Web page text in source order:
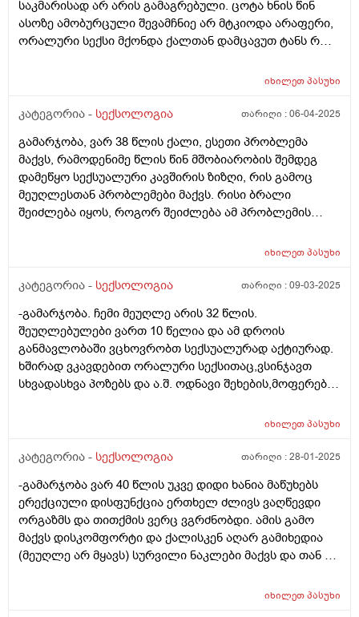
საკმარისად არ არის გამაგრებული. ცოტა ხნის წინ
ასოზე ამობურცული შევამჩნიე არ მტკიოდა არაფერი,
ორალური სექსი მქონდა ქალთან დამცავუთ ტანს რო
სავარაუდოდ კაპილარები უნდა ბრალი იყო. სპირტს
დ ვიტამინის ნაკლებობა მაქვს ანალიზმა 16 მიჩვენა
წამალს ვსვავ საერთოდ არ ხდება აღზნება ასოსი.
მაინტერესებს ვის მივმართო ბათუმში თუ იცით ვინმე
სპეციალისტი. ვარ 37 წლის.
იხილეთპასუხი
კატეგორია - სექსოლოგია თარიღი :06-04-2025
გამარჯობა, ვარ 38 წლის ქალი, ესეთი პრობლემა
მაქვს, რამოდენიმე წლის წინ მშობიარობის შემდეგ
დამეწყო სექსუალური კავშირის ზიზღი, რის გამოც
მეუღლესთან პრობლემები მაქვს. რისი ბრალი
შეიძლება იყოს, როგორ შეიძლება ამ პრობლემის
პროფილის ექიმს მივმართო ამ პრობლემასთან
იხილეთპასუხი
კატეგორია - სექსოლოგია თარიღი :09-03-2025
-გამარჯობა. ჩემი მეუღლე არის 32 წლის.
შეუღლებულები ვართ 10 წელია და ამ დროის
განმავლობაში ვცხოვრობთ სექსუალურად აქტიურად.
ხშირად ვკავდებით ორალური სექსითაც,ვსინჯავთ
სხვადასხვა პოზებს და ა.შ. ოდნავი შეხების,მოფერების
სასქესო ორგანო. რამდენიმე დღეა ატყობს რომ
და მალევე მჩვარდება. გათავება არ უჭირს,განიცდის
გამაგრებული არ აქვს. შეიძლება თუ არა ეს იყოს იმის
მიზეზი, რომ წინა სამი კვირის განმავლობაში,ორჯერ
იწვა კლინიკაში და გაიკეთა ენდოსკოპიური და
წვრილი ნაწლავის გამოკვლევები. პირველად სრული
დაძინებით,მეორედ ნარკოზით,ვენაში შეუყვანეს
გაიკეთა მსგავსი კვლევები,კოლონოსკოპია და
იხილეთპასუხი
კატეგორია - სექსოლოგია თარიღი :28-01-2025
-გამარჯობა ვარ 40 წლის უკვე დიდი ხანია მაწუხებს
ერექციული დისფუნქცია ერთხელ ძლივს ვაღწევდი
ორგაზმს და თითქმის ვერც ვგრძნობდი. ამის გამო
მაქვს დისკომფორტი და ქალისკენ აღარ გამიხედია
(მეუღლე არ მყავს) სურვილი ნაკლები მაქვს და თან არ
გამომიწერა ადორა. არც ეგ დამილევია არ ვიცი
იხილეთპასუხი